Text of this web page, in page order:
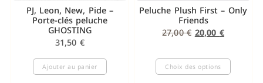
PJ, Leon, New, Pide –
Porte-clés peluche
GHOSTING
31,50 €
Ajouter au panier
Peluche Plush First – Only
Friends
27,00€ 20,00 €
Choix des options